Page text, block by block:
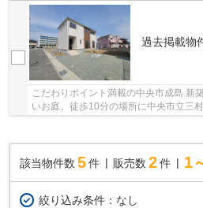
過去掲載物
こだわりポイント満載の中央市成島 新
いお庭。徒歩10分の場所に中央市立三
該当物件数 5件 販売数 2 件 1
絞り込み条件： なし